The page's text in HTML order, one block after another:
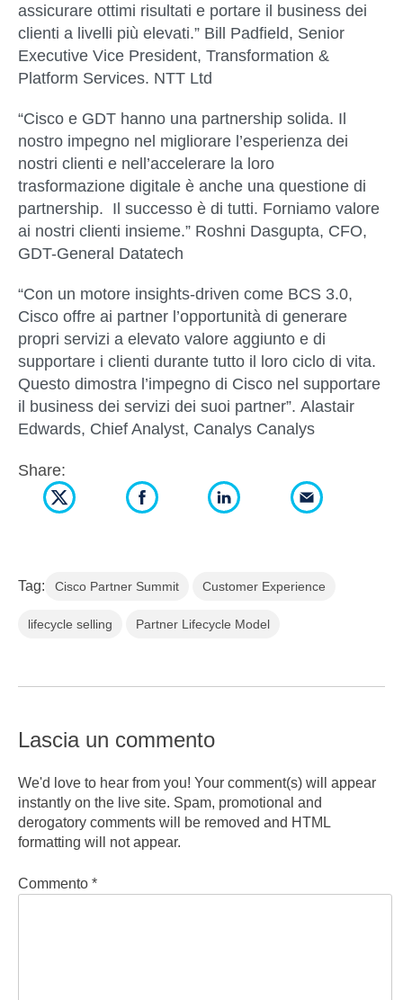
assicurare ottimi risultati e portare il business dei
clienti a livelli più elevati.” Bill Padfield, Senior
Executive Vice President, Transformation &
Platform Services. NTT Ltd
“Cisco e GDT hanno una partnership solida. Il
nostro impegno nel migliorare l’esperienza dei
nostri clienti e nell’accelerare la loro
trasformazione digitale è anche una questione di
partnership. Il successo è di tutti. Forniamo valore
ai nostri clienti insieme.” Roshni Dasgupta, CFO,
GDT-General Datatech
“Con un motore insights-driven come BCS 3.0,
Cisco offre ai partner l’opportunità di generare
propri servizi a elevato valore aggiunto e di
supportare i clienti durante tutto il loro ciclo di vita.
Questo dimostra l’impegno di Cisco nel supportare
il business dei servizi dei suoi partner”. Alastair
Edwards, Chief Analyst, Canalys Canalys
Share:
Tag: Cisco Partner Summit Customer Experience
lifecycle selling Partner Lifecycle Model
Lascia un commento
We'd love to hear from you! Your comment(s) will appear
instantly on the live site. Spam, promotional and
derogatory comments will be removed and HTML
formatting will not appear.
Commento *